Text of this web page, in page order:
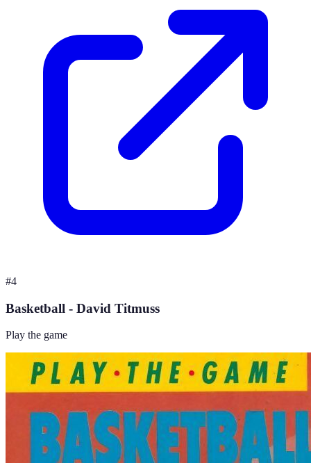
#4
Basketball - David Titmuss
Play the game